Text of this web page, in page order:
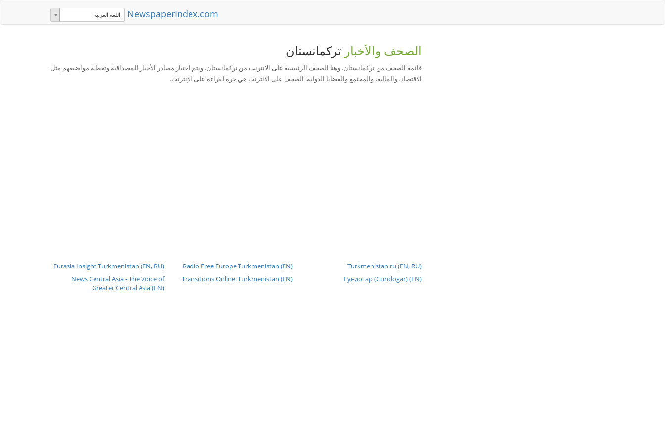
NewspaperIndex.com اللغة العربية
الصحف والأخبار تركمانستان
قائمة الصحف من تركمانستان. وهنا الصحف الرئيسية على الانترنت من تركمانستان. ويتم اختيار مصادر الأخبار للمصداقية وتغطية مواضيعهم مثل
الاقتصاد، والمالية، والمجتمع والقضايا الدولية. الصحف على الانترنت هي حرة لقراءة على الإنترنت.
Eurasia Insight Turkmenistan (EN, RU)
News Central Asia - The Voice of
Greater Central Asia (EN)
Radio Free Europe Turkmenistan (EN)
Transitions Online: Turkmenistan (EN)
Turkmenistan.ru (EN, RU)
Гундогар (Gündogar) (EN)